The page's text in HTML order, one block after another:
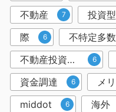
不動産 7
際 6 不特定多数
不動産投資クラウドファンディング 6
資金調達 6
middot 6 海外